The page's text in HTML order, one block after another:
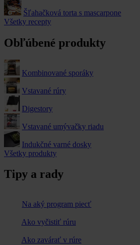
Šľahačková torta s mascarpone
Všetky recepty
Obľúbené produkty
Kombinované sporáky
Vstavané rúry
Digestory
Vstavané umývačky riadu
Indukčné varné dosky
Všetky produkty
Tipy a rady
Na aký program piecť
Ako vyčistiť rúru
Ako zavárať v rúre